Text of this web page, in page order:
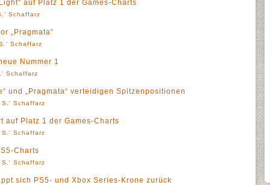
auf Platz 1 der Games-Charts
Schaffarz
„Pragmata“
Schaffarz
Nummer 1
Schaffarz
und „Pragmata“ verteidigen Spitzenpositionen
S.' Schaffarz
auf Platz 1 der Games-Charts
S.' Schaffarz
Charts
S.' Schaffarz
sich PS5- und Xbox Series-Krone zurück